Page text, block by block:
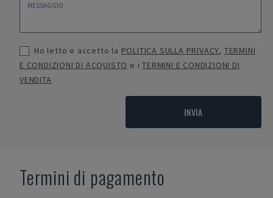
Ho letto e accetto la POLITICA SULLA PRIVACY, TERMINI
E CONDIZIONI DI ACQUISTO e iTERMINI E CONDIZIONI DI
VENDITA
INVIA
Termini di pagamento